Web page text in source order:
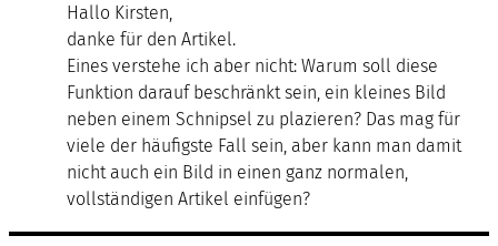
Hallo Kirsten,
danke für den Artikel.
Eines verstehe ich aber nicht: Warum soll diese
Funktion darauf beschränkt sein, ein kleines Bild
neben einem Schnipsel zu plazieren? Das mag für
viele der häufigste Fall sein, aber kann man damit
nicht auch ein Bild in einen ganz normalen,
vollständigen Artikel einfügen?